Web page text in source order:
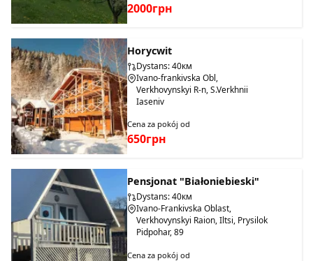
2000грн
Horycwit
Dystans: 40км
Ivano-frankivska Obl,
Verkhovynskyi R-n, S.Verkhnii
Iaseniv
Cena za pokój od
650грн
Pensjonat "Białoniebieski"
Dystans: 40км
Ivano-Frankivska Oblast,
Verkhovynskyi Raion, Iltsi, Prysilok
Pidpohar, 89
Cena za pokój od